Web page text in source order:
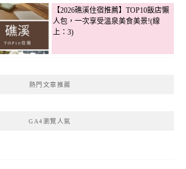
【2026礁溪住宿推薦】TOP10飯店懶
人包，一次享受溫泉美食美景!(線
上：3)
熱門文章推薦
GA4瀏覽人氣